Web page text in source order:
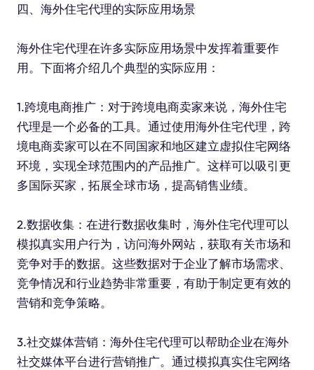
四、海外住宅代理的实际应用场景
海外住宅代理在许多实际应用场景中发挥着重要作
用。下面将介绍几个典型的实际应用：
1.跨境电商推广：对于跨境电商卖家来说，海外住宅
代理是一个必备的工具。通过使用海外住宅代理，跨
境电商卖家可以在不同国家和地区建立虚拟住宅网络
环境，实现全球范围内的产品推广。这样可以吸引更
多国际买家，拓展全球市场，提高销售业绩。
2.数据收集：在进行数据收集时，海外住宅代理可以
模拟真实用户行为，访问海外网站，获取有关市场和
竞争对手的数据。这些数据对于企业了解市场需求、
竞争情况和行业趋势非常重要，有助于制定更有效的
营销和竞争策略。
3.社交媒体营销：海外住宅代理可以帮助企业在海外
社交媒体平台进行营销推广。通过模拟真实住宅网络